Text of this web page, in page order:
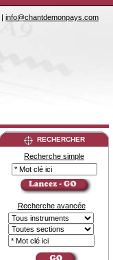
| info@chantdemonpays.com
RECHERCHER
Recherche simple
Recherche avancée